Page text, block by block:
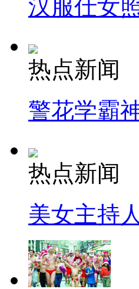
汉服仕女
热点新闻
警花学霸
热点新闻
美女主持